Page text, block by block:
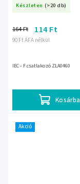
Készleten (>20 db)
90 Ft ÁFA nélkül
164 Ft 114 Ft
Kosárba
IEC - F csatlakozó ZLA0460
Akció